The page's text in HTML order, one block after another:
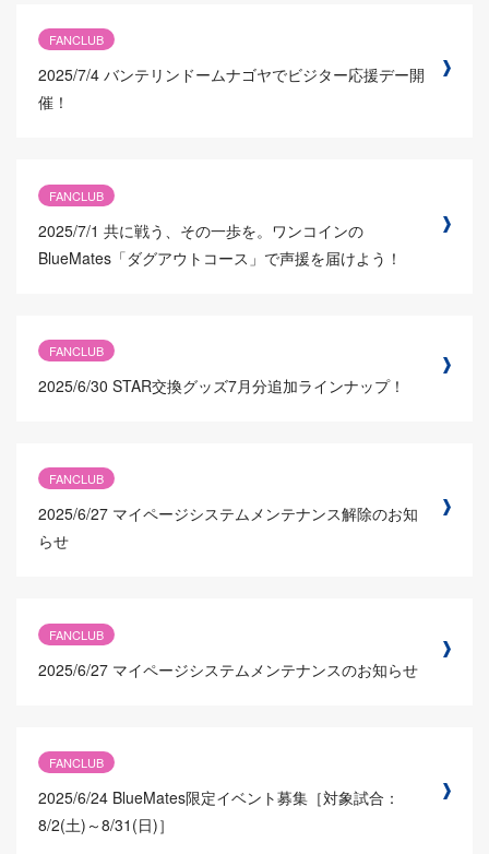
FANCLUB
2025/7/4 バンテリンドームナゴヤでビジター応援デー開
催！
FANCLUB
2025/7/1 共に戦う、その一歩を。ワンコインの
BlueMates「ダグアウトコース」で声援を届けよう！
FANCLUB
2025/6/30 STAR交換グッズ7月分追加ラインナップ！
FANCLUB
2025/6/27 マイページシステムメンテナンス解除のお知
らせ
FANCLUB
2025/6/27 マイページシステムメンテナンスのお知らせ
FANCLUB
2025/6/24 BlueMates限定イベント募集［対象試合：
8/2(土)～8/31(日)］